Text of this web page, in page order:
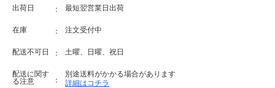
出荷日 最短翌営業日出荷
在庫 注文受付中
配送不可日 土曜、日曜、祝日
配送に関す
る注意
別途送料がかかる場合があります
詳細はコチラ